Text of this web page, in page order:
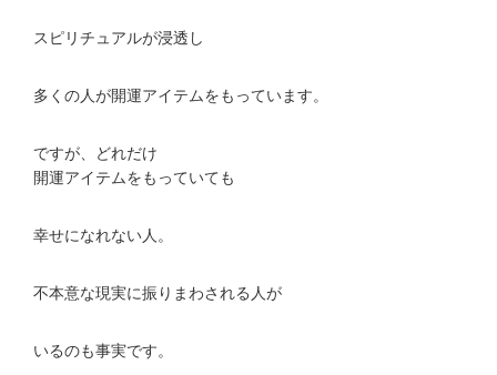
スピリチュアルが浸透し
多くの人が開運アイテムをもっています。
ですが、どれだけ
開運アイテムをもっていても
幸せになれない人。
不本意な現実に振りまわされる人が
いるのも事実です。